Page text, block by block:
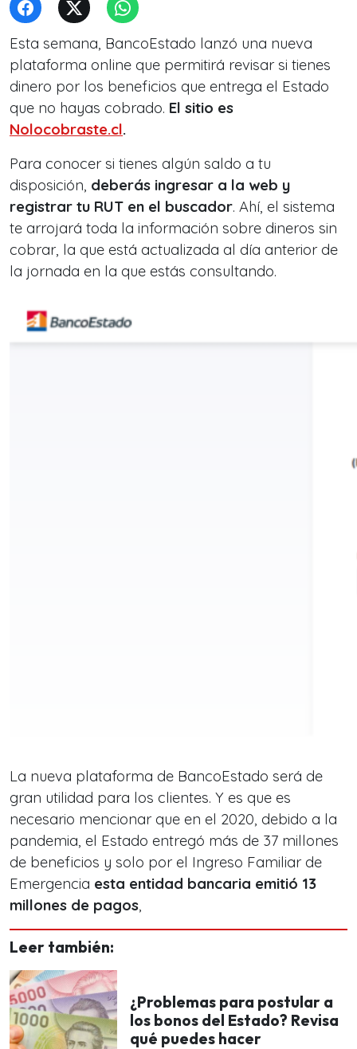
Esta semana, BancoEstado lanzó una nueva
plataforma online que permitirá revisar si tienes
dinero por los beneficios que entrega el Estado
que no hayas cobrado. El sitio es
Nolocobraste.cl.
Para conocer si tienes algún saldo a tu
disposición, deberás ingresar a la web y
registrar tu RUT en el buscador. Ahí, el sistema
te arrojará toda la información sobre dineros sin
cobrar, la que está actualizada al día anterior de
la jornada en la que estás consultando.
La nueva plataforma de BancoEstado será de
gran utilidad para los clientes. Y es que es
necesario mencionar que en el 2020, debido a la
pandemia, el Estado entregó más de 37 millones
de beneficios y solo por el Ingreso Familiar de
Emergencia esta entidad bancaria emitió 13
millones de pagos,
Leer también:
¿Problemas para postular a
los bonos del Estado? Revisa
qué puedes hacer